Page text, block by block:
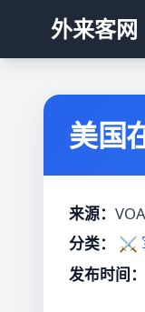
外来客网
美国
来源： VOA
分类：
⚔️
发布时间：